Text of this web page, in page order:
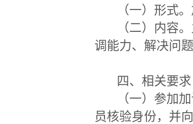
（一）形式
（二）内容
调能力、解决问
四、相关要求
（一）参加
员核验身份，并